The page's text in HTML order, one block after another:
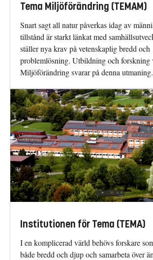
Tema Miljöförändring (TEMAM)
Snart sagt all natur påverkas idag av
tillstånd är starkt länkat med
ställer nya krav på vetenskaplig bredd och
problemlösning. Utbildning och forskning
Miljöförändring svarar på denna utmaning.
Institutionen för Tema (TEMA)
I en komplicerad värld behövs forskare
både bredd och djup och samarbeta över